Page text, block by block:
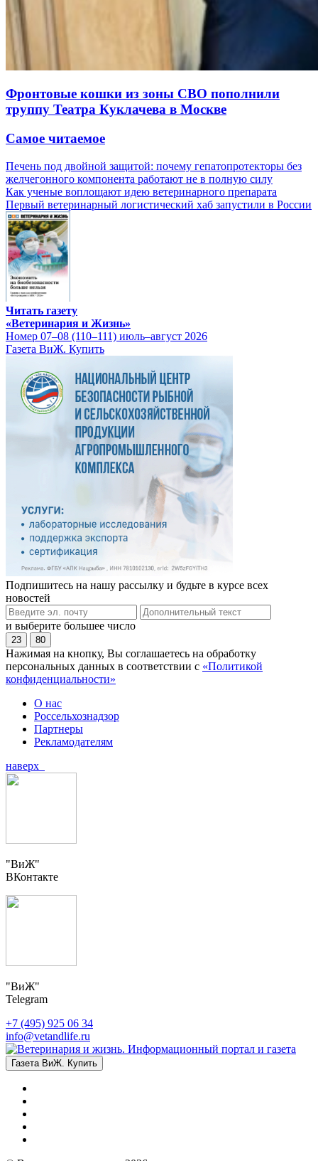
Фронтовые кошки из зоны СВО пополнили
труппу Театра Куклачева в Москве
Самое читаемое
Печень под двойной защитой: почему гепатопротекторы без
желчегонного компонента работают не в полную силу
Как ученые воплощают идею ветеринарного препарата
Первый ветеринарный логистический хаб запустили в России
Читать газету
«Ветеринария и Жизнь»
Номер 07–08 (110–111) июль–август 2026
Газета ВиЖ. Купить
Подпишитесь на нашу рассылку и будьте в курсе всех
новостей
и выберите большее число
23 80
Нажимая на кнопку, Вы соглашаетесь на обработку
персональных данных в соответствии с «Политикой
конфиденциальности»
О нас
Россельхознадзор
Партнеры
Рекламодателям
наверх
"ВиЖ"
ВКонтакте
"ВиЖ"
Telegram
+7 (495) 925 06 34
info@vetandlife.ru
Газета ВиЖ. Купить